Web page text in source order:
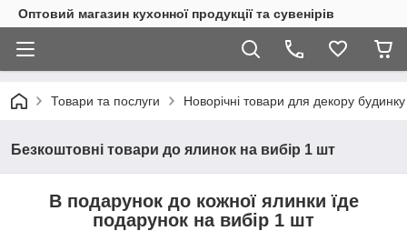
Оптовий магазин кухонної продукції та сувенірів
Товари та послуги Новорічні товари для декору будинку
Безкоштовні товари до ялинок на вибір 1 шт
В подарунок до кожної ялинки їде
подарунок на вибір 1 шт